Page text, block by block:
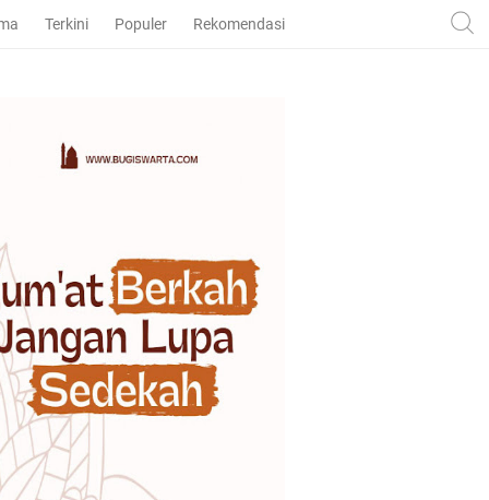
Terkini Populer Rekomendasi